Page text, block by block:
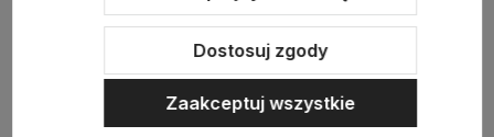
Sklep internetowy Shoper Premium
Szablon Shoper Modern 3.0™
Dostosuj zgody
Zaakceptuj wszystkie